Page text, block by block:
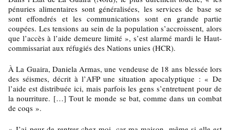
pénuries alimentaires sont généralisées, les services de base se
sont effondrés et les communications sont en grande partie
coupées. Les tensions au sein de la population s’accroissent, alors
que l’accès à l’aide demeure limité », s’est alarmé mardi le Haut-
commissariat aux réfugiés des Nations unies (HCR).
À La Guaira, Daniela Armas, une vendeuse de 18 ans blessée lors
des séismes, décrit à l’AFP une situation apocalyptique : « De
l’aide est distribuée ici, mais parfois les gens s’entretuent pour de
la nourriture. […] Tout le monde se bat, comme dans un combat
de coqs ».